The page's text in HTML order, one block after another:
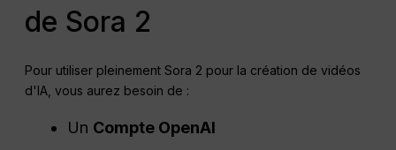
de Sora 2
Pour utiliser pleinement Sora 2 pour la création de vidéos
d'IA, vous aurez besoin de :
Un Compte OpenAI